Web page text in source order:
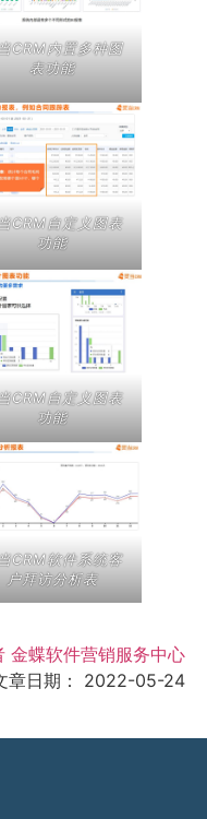
CRM内置多种图
表功能
CRM自定义图表
功能
CRM自定义图表
功能
CRM软件系统客
户拜访分析表
金蝶软件营销服务中心
章日期：
2022-05-24